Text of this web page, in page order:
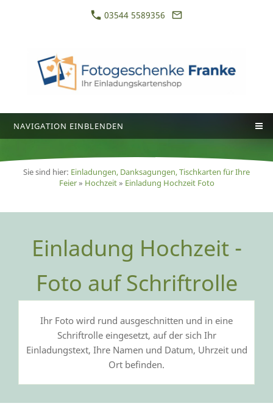
03544 5589356
NAVIGATION EINBLENDEN
Sie sind hier: Einladungen, Danksagungen, Tischkarten für Ihre
Feier» Hochzeit» Einladung Hochzeit Foto
Einladung Hochzeit -
Foto auf Schriftrolle
Ihr Foto wird rund ausgeschnitten und in eine
Schriftrolle eingesetzt, auf der sich Ihr
Einladungstext, Ihre Namen und Datum, Uhrzeit und
Ort befinden.